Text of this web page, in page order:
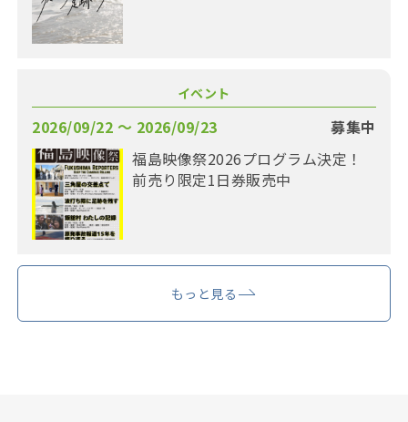
イベント
2026/09/22 〜 2026/09/23
募集中
福島映像祭2026プログラム決定！
前売り限定1日券販売中
もっと見る